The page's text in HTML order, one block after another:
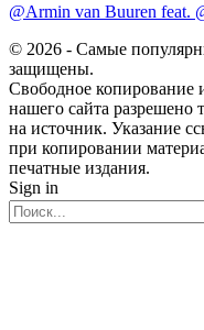
@Armin van Buuren feat.
© 2026 - Самые
защищены.
Свободное копирование
нашего сайта разрешено
на источник. Указание
при копировании
печатные издания.
Sign in